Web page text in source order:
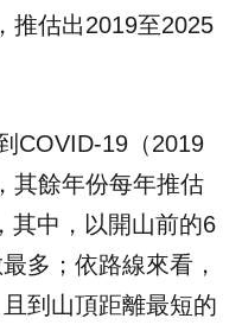
推估出2019至2025
COVID-19（2019
其餘年份每年推估
其中，以開山前的6
多；依路線來看，
到山頂距離最短的